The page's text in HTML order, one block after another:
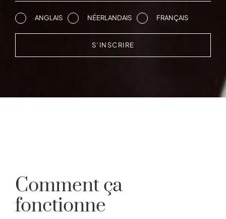
ANGLAIS NÉERLANDAIS FRANÇAIS
S’INSCRIRE
Comment ça
fonctionne